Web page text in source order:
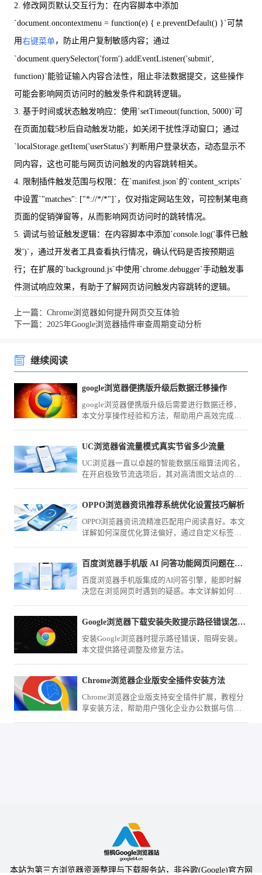
2. 修改网页默认交互行为：在内容脚本中添加
`document.oncontextmenu = function(e) { e.preventDefault() }`可禁
用右键菜单，防止用户复制敏感内容；通过
`document.querySelector('form').addEventListener('submit',
function)`能验证输入内容合法性，阻止非法数据提交，这些操作
可能会影响网页访问时的触发条件和跳转逻辑。
3. 基于时间或状态触发响应：使用`setTimeout(function, 5000)`可
在页面加载5秒后自动触发功能，如关闭干扰性浮动窗口；通过
`localStorage.getItem('userStatus')`判断用户登录状态，动态显示不
同内容，这也可能与网页访问触发的内容跳转相关。
4. 限制插件触发范围与权限：在`manifest.json`的`content_scripts`
中设置`"matches": ["*://*/*"]`，仅对指定网站生效，可控制某电商
页面的促销弹窗等，从而影响网页访问时的跳转情况。
5. 调试与验证触发逻辑：在内容脚本中添加`console.log('事件已触
发')`，通过开发者工具查看执行情况，确认代码是否按预期运
行；在扩展的`background.js`中使用`chrome.debugger`手动触发事
件测试响应效果，有助于了解网页访问触发内容跳转的逻辑。
上一篇：Chrome浏览器如何提升网页交互体验
下一篇：2025年Google浏览器插件审查周期变动分析
继续阅读
google浏览器便携版升级后数据迁移操作
google浏览器便携版升级后需要进行数据迁移，
本文分享操作经验和方法，帮助用户高效完成升
UC浏览器省流量模式真实节省多少流量
UC浏览器一直以卓越的智能数据压缩算法闻名，
在开启极致节流选项后，其对高清图文站点的压
优化差值与视觉劣化程度，彻底打消月底套餐告
急的顾虑。
OPPO浏览器资讯推荐系统优化设置技巧解析
OPPO浏览器资讯流精准匹配用户阅读喜好。本文
详解如何深度优化算法偏好，通过自定义标签、
百度浏览器手机版 AI 问答功能网页问题在线解答
百度浏览器手机版集成的AI问答引擎，能即时解
决您在浏览网页时遇到的疑惑。本文详解如何调
Google浏览器下载安装失败提示路径错误怎么办
安装Google浏览器时提示路径错误，阻碍安装。
本文提供路径调整及修复方法。
Chrome浏览器企业版安全插件安装方法
Chrome浏览器企业版支持安全插件扩展，教程分
享安装方法，帮助用户强化企业办公数据与信息
本站为第三方浏览器资源整理与下载服务站，非谷歌(Google)官方网